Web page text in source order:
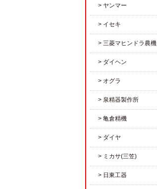
ヤンマー
イセキ
三菱マヒンドラ農機
ダイヘン
オグラ
泉精器製作所
亀倉精機
ダイヤ
ミカサ(三笠)
日東工器